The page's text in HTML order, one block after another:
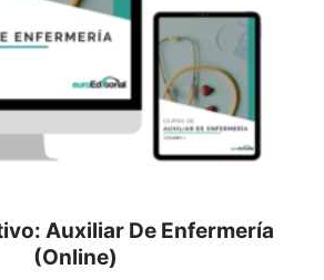
Auxiliar De Enfermería
(Online)